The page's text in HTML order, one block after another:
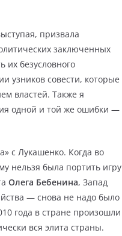
призвала
заключенных
их безусловного
узников совести, которые
властей. Также я
одной и той же ошибки —
с Лукашенко. Когда во
нельзя была портить игру
Олега Бебенина, Запад
— снова не надо было
года в стране произошли
вся элита страны.